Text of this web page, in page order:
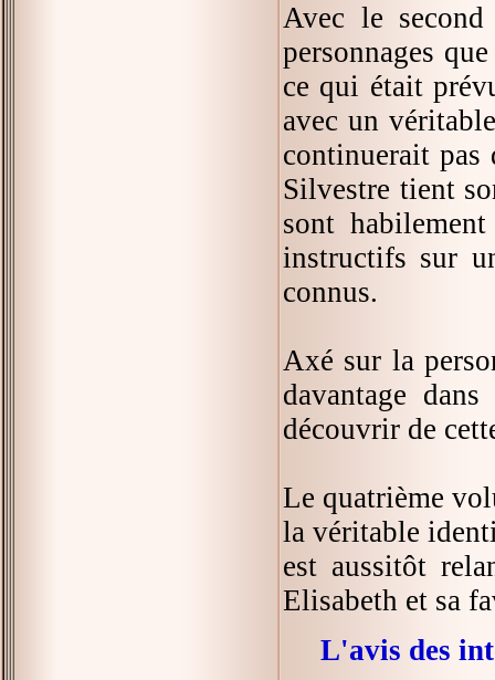
Avec le
personnages
ce qui était
avec un
continuerait pas
Silvestre tient
sont
instructifs sur
connus.
Axé sur la
davantage
découvrir de
Le quatrième
la véritable
est aussitôt
Elisabeth et sa
L'avis des